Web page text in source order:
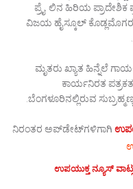
ಪ್ರೈ. ಲಿನ ಹಿರಿಯ ಪ್ರಾದೇಶಿಕ
ವಿಜಯ ಹೈಸ್ಕೂಲ್
ಮೃತರು ಖ್ಯಾತ ಹಿನ್ನೆಲೆ
ಕಾರ್ಯನಿರತ
ಬೆಂಗಳೂರಿನಲ್ಲಿರುವ
ನಿರಂತರ ಅಪ್‌ಡೇಟ್‌ಗಳಿಗಾಗಿ
ಉಪಯುಕ್ತ ನ್ಯೂಸ್‌